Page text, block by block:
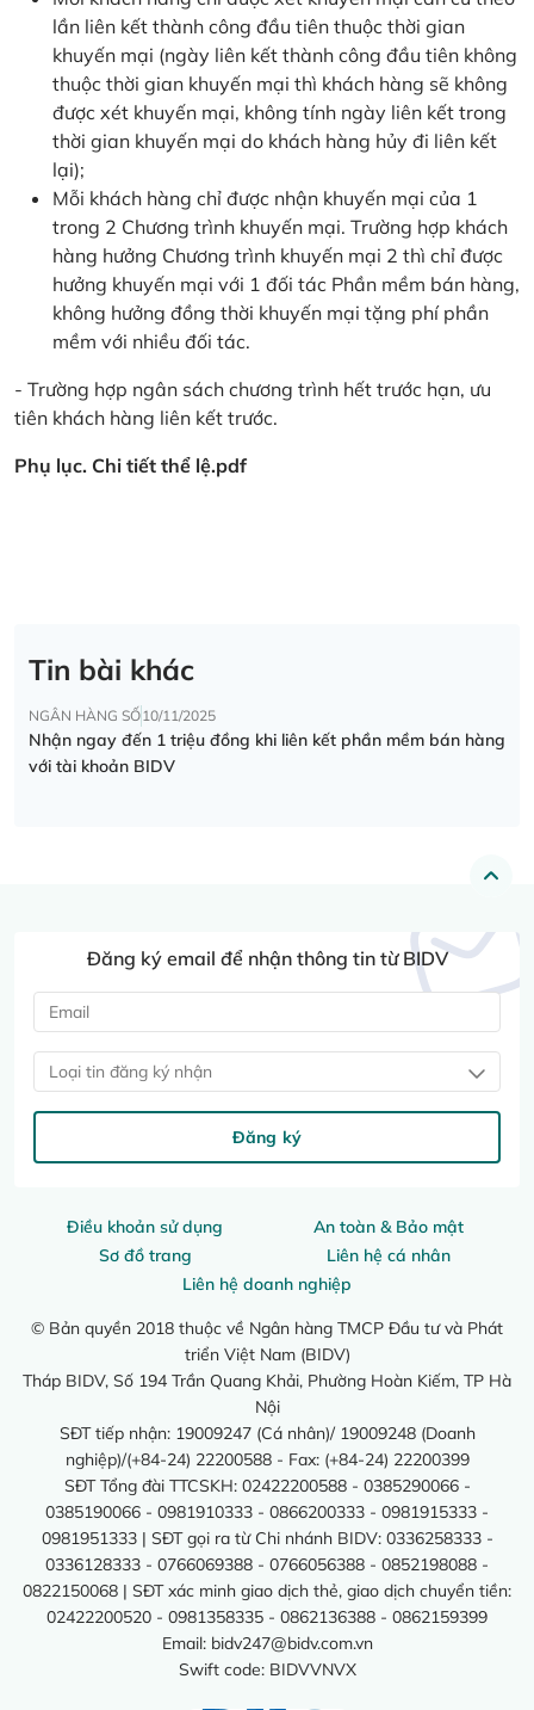
lần liên kết thành công đầu tiên thuộc thời gian
khuyến mại (ngày liên kết thành công đầu tiên không
thuộc thời gian khuyến mại thì khách hàng sẽ không
được xét khuyến mại, không tính ngày liên kết trong
thời gian khuyến mại do khách hàng hủy đi liên kết
lại);
Mỗi khách hàng chỉ được nhận khuyến mại của 1
trong 2 Chương trình khuyến mại. Trường hợp khách
hàng hưởng Chương trình khuyến mại 2 thì chỉ được
hưởng khuyến mại với 1 đối tác Phần mềm bán hàng,
không hưởng đồng thời khuyến mại tặng phí phần
mềm với nhiều đối tác.
- Trường hợp ngân sách chương trình hết trước hạn, ưu
tiên khách hàng liên kết trước.
Phụ lục. Chi tiết thể lệ.pdf
Tin bài khác
NGÂN HÀNG SỐ10/11/2025
Nhận ngay đến 1 triệu đồng khi liên kết phần mềm bán hàng
với tài khoản BIDV
Điều khoản sử dụng
An toàn & Bảo mật
Sơ đồ trang
Liên hệ cá nhân
Liên hệ doanh nghiệp
© Bản quyền 2018 thuộc về Ngân hàng TMCP Đầu tư và Phát
triển Việt Nam (BIDV)
Tháp BIDV, Số 194 Trần Quang Khải, Phường Hoàn Kiếm, TP Hà
Nội
SĐT tiếp nhận: 19009247 (Cá nhân)/ 19009248 (Doanh
nghiệp)/(+84-24) 22200588 - Fax: (+84-24) 22200399
SĐT Tổng đài TTCSKH: 02422200588 - 0385290066 -
0385190066 - 0981910333 - 0866200333 - 0981915333 -
0981951333 | SĐT gọi ra từ Chi nhánh BIDV: 0336258333 -
0336128333 - 0766069388 - 0766056388 - 0852198088 -
0822150068 | SĐT xác minh giao dịch thẻ, giao dịch chuyển tiền:
02422200520 - 0981358335 - 0862136388 - 0862159399
Email: bidv247@bidv.com.vn
Swift code: BIDVVNVX
Đăng ký email để nhận thông tin từ BIDV
Loại tin đăng ký nhận
Đăng ký